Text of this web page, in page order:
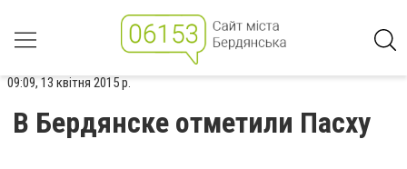
09:09, 13 квітня 2015 р.
В Бердянске отметили Пасху